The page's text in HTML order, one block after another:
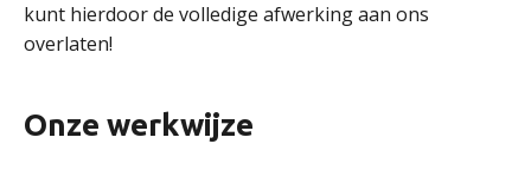
kunt hierdoor de volledige afwerking aan ons
overlaten!
Onze werkwijze